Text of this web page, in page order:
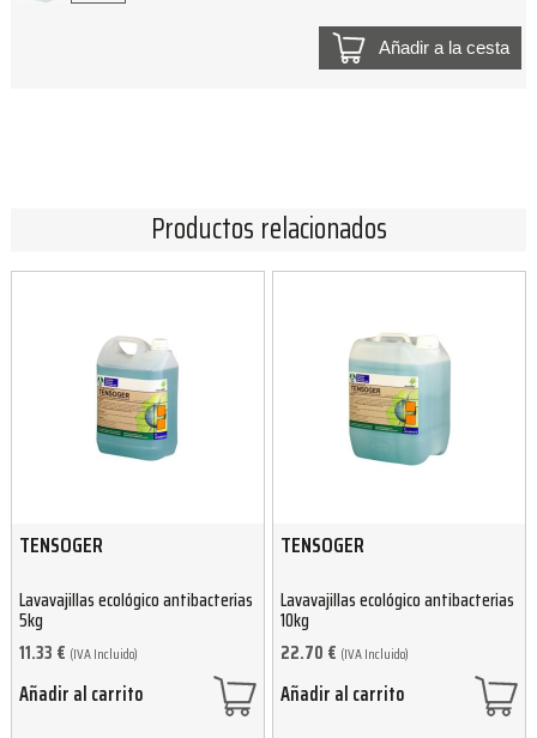
Añadir a la cesta
Productos relacionados
TENSOGER
Lavavajillas ecológico antibacterias
5kg
11.33 € (IVA Incluido)
Añadir al carrito
TENSOGER
Lavavajillas ecológico antibacterias
10kg
22.70 € (IVA Incluido)
Añadir al carrito